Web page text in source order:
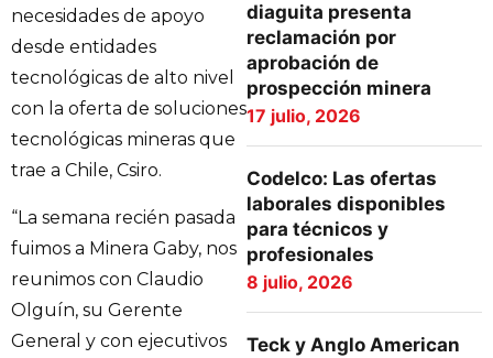
necesidades de apoyo
desde entidades
tecnológicas de alto nivel
con la oferta de soluciones
tecnológicas mineras que
trae a Chile, Csiro.
“La semana recién pasada
fuimos a Minera Gaby, nos
reunimos con Claudio
Olguín, su Gerente
General y con ejecutivos
diaguita presenta
reclamación por
aprobación de
prospección minera
17 julio, 2026
Codelco: Las ofertas
laborales disponibles
para técnicos y
profesionales
8 julio, 2026
Teck y Anglo American